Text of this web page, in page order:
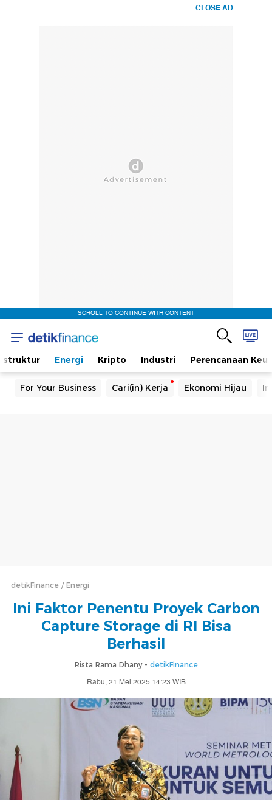
CLOSE AD
SCROLL TO CONTINUE WITH CONTENT
Energi Kripto Industri Perencanaan
For Your Business Cari(in) Kerja Ekonomi Hijau
detikFinance Energi
Ini Faktor Penentu Proyek Carbon
Capture Storage di RI Bisa
Berhasil
Rista Rama Dhany - detikFinance
Rabu, 21 Mei 2025 14:23 WIB